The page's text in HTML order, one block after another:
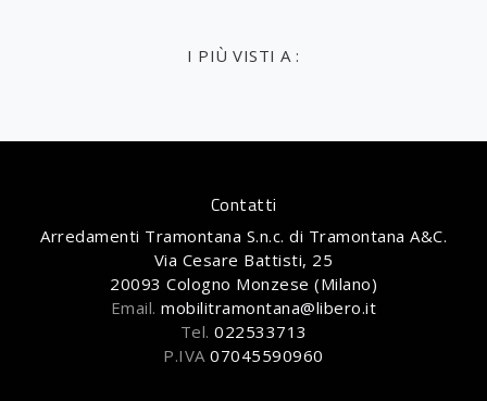
I PIÙ VISTI A :
Contatti
Arredamenti Tramontana S.n.c. di Tramontana A&C.
Via Cesare Battisti, 25
20093 Cologno Monzese (Milano)
Email.mobilitramontana@libero.it
Tel. 022533713
P.IVA07045590960